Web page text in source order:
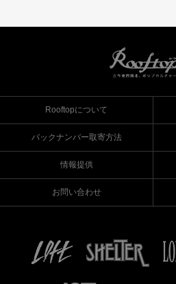
Rooftopについて
バックナンバー取寄方法
情報提供
お問い合わせ